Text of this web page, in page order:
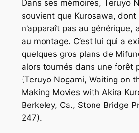
Dans ses mémoires, Teruyo
souvient que Kurosawa, dont
n’apparaît pas au générique,
au montage. C’est lui qui a
quelques gros plans de
alors tournés dans une forêt
(Teruyo Nogami, Waiting on
Making Movies with Akira
Berkeley, Ca., Stone Bridge
247).